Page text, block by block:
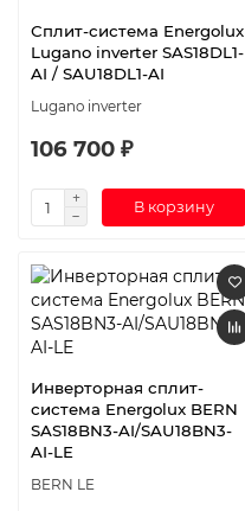
Сплит-система Energolux
Lugano inverter SAS18DL1-
AI / SAU18DL1-AI
Lugano inverter
106 700 ₽
В корзину
Инверторная сплит-
система Energolux BERN
SAS18BN3-AI/SAU18BN3-
AI-LE
BERN LE